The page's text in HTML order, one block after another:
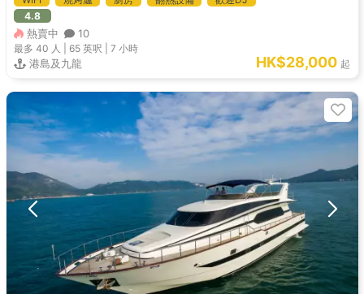
4.8
熱賣中 10
最多 40 人 | 65 英呎 |7 小時
港島及九龍 HK$28,000 起